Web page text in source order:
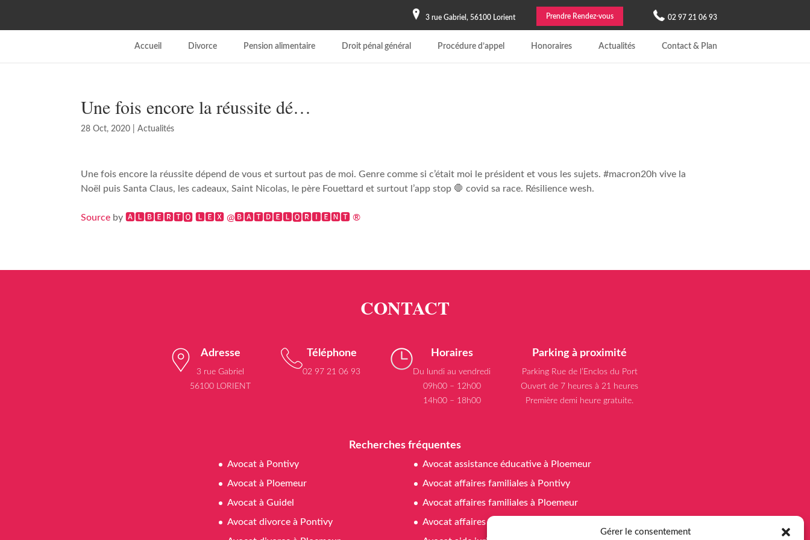
Gérer le consentement
02 97 21 06 93
3 rue Gabriel, 56100 Lorient Prendre Rendez-vous
Accueil Divorce Pension alimentaire Droit pénal général Procédure d’appel Honoraires Actualités Contact & Plan
Une fois encore la réussite dé…
28 Oct, 2020 |Actualités
Une fois encore la réussite dépend de vous et surtout pas de moi. Genre comme si c’était moi le président et vous les sujets. #macron20h vive la
Noël puis Santa Claus, les cadeaux, Saint Nicolas, le père Fouettard et surtout l’app stop 🛑 covid sa race. Résilience wesh.
Source by 🅰🅻🅱🅴🆁🆃🅾 🅻🅴🆇 @🅱🅰🆃🅳🅴🅻🅾🆁🅸🅴🅽🆃 ®
Adresse
3 rue Gabriel
56100 LORIENT
Téléphone
02 97 21 06 93
Horaires
Du lundi au vendredi
09h00 – 12h00
14h00 – 18h00
Parking à proximité
Parking Rue de l’Enclos du Port
Ouvert de 7 heures à 21 heures
Première demi heure gratuite.
Recherches fréquentes
Avocat à Pontivy
Avocat à Ploemeur
Avocat à Guidel
Avocat divorce à Pontivy
Avocat assistance éducative à Ploemeur
Avocat affaires familiales à Pontivy
Avocat affaires familiales à Ploemeur
Avocat affaires familiales à Guidel